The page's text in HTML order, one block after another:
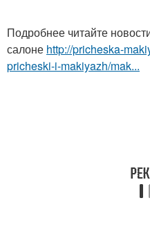
Подробнее читайте
салоне http://pricheska-
pricheski-i-makiyazh/mak...